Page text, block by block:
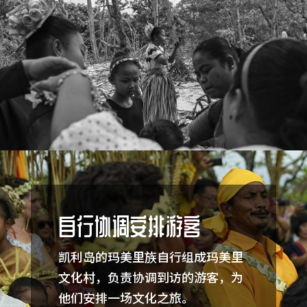
自行协调安排游客
凯利岛的玛美里族自行组成玛美里
文化村，负责协调到访的游客，为
他们安排一场文化之旅。